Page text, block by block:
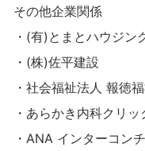
その他企業関係
・(有)とまとハウジン
・(株)佐平建設
・社会福祉法人 報徳
・あらかき内科クリッ
・ANA インターコン